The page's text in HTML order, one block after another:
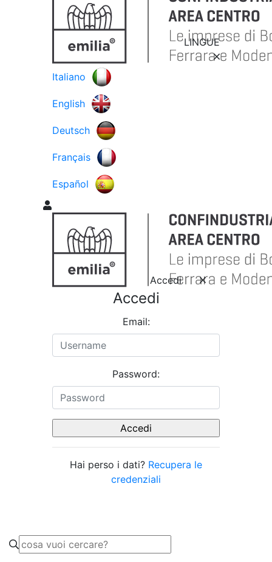
LINGUE
Italiano
English
Deutsch
Français
Español
Accedi
Accedi
Email:
Password:
Hai perso i dati? Recupera le
credenziali